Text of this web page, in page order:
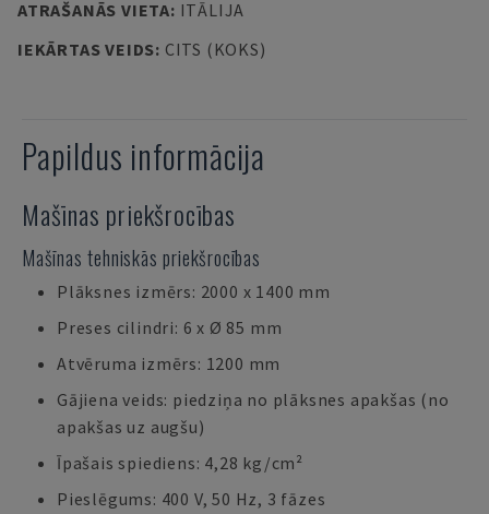
ATRAŠANĀS VIETA: ITĀLIJA
IEKĀRTAS VEIDS: CITS (KOKS)
Papildus informācija
Mašīnas priekšrocības
Mašīnas tehniskās priekšrocības
Plāksnes izmērs: 2000 x 1400 mm
Preses cilindri: 6 x Ø 85 mm
Atvēruma izmērs: 1200 mm
Gājiena veids: piedziņa no plāksnes apakšas (no
apakšas uz augšu)
Īpašais spiediens: 4,28 kg/cm²
Pieslēgums: 400 V, 50 Hz, 3 fāzes